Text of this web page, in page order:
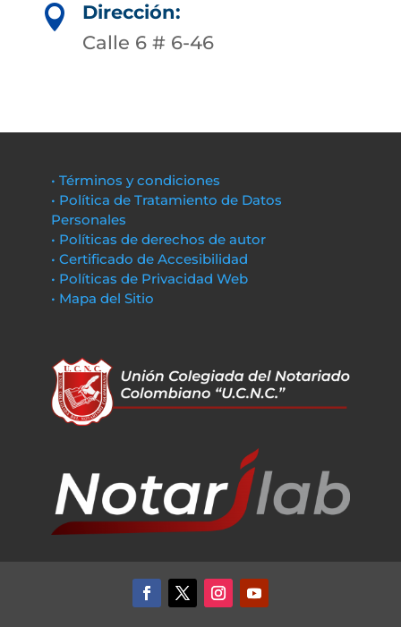

Dirección:
Calle 6 # 6-46
• Términos y condiciones
• Política de Tratamiento de Datos
Personales
• Políticas de derechos de autor
• Certificado de Accesibilidad
• Políticas de Privacidad Web
• Mapa del Sitio